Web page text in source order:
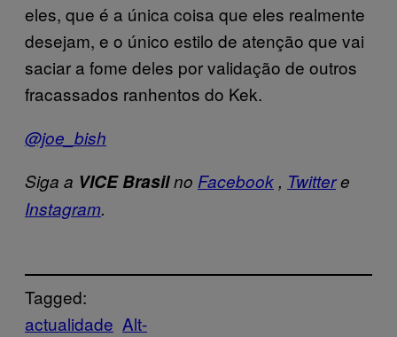
eles, que é a única coisa que eles realmente
desejam, e o único estilo de atenção que vai
saciar a fome deles por validação de outros
fracassados ranhentos do Kek.
@joe_bish
Siga a VICE Brasilno Facebook , Twittere
Instagram.
Tagged:
actualidade Alt-